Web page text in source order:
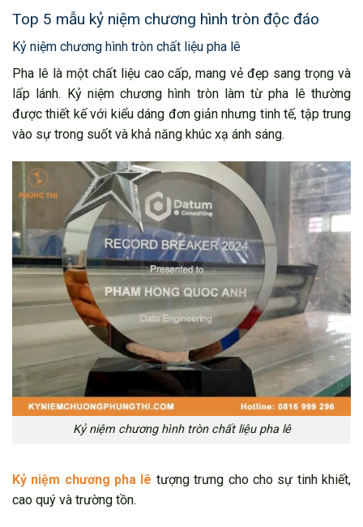
Top 5 mẫu kỷ niệm chương hình tròn độc đáo
Kỷ niệm chương hình tròn chất liệu pha lê
Pha lê là một chất liệu cao cấp, mang vẻ đẹp sang trọng và
lấp lánh. Kỷ niệm chương hình tròn làm từ pha lê thường
được thiết kế với kiểu dáng đơn giản nhưng tinh tế, tập trung
vào sự trong suốt và khả năng khúc xạ ánh sáng.
Kỷ niệm chương hình tròn chất liệu pha lê
Kỷ niệm chương pha lê tượng trưng cho cho sự tinh khiết,
cao quý và trường tồn.